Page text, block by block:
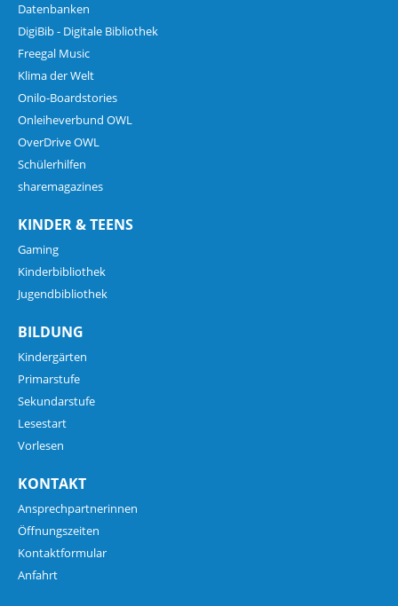
Datenbanken
DigiBib - Digitale Bibliothek
Freegal Music
Klima der Welt
Onilo-Boardstories
Onleiheverbund OWL
OverDrive OWL
Schülerhilfen
sharemagazines
KINDER & TEENS
Gaming
Kinderbibliothek
Jugendbibliothek
BILDUNG
Kindergärten
Primarstufe
Sekundarstufe
Lesestart
Vorlesen
KONTAKT
Ansprechpartnerinnen
Öffnungszeiten
Kontaktformular
Anfahrt